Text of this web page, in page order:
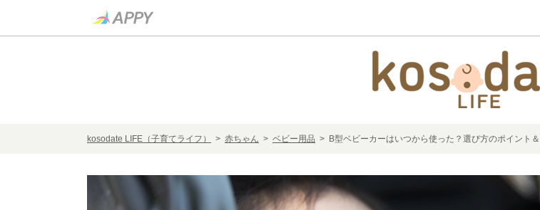
kosodate LIFE（子育てライフ） > 赤ちゃん > ベビー用品 > B型ベビーカーはいつから使った？選び方のポイント